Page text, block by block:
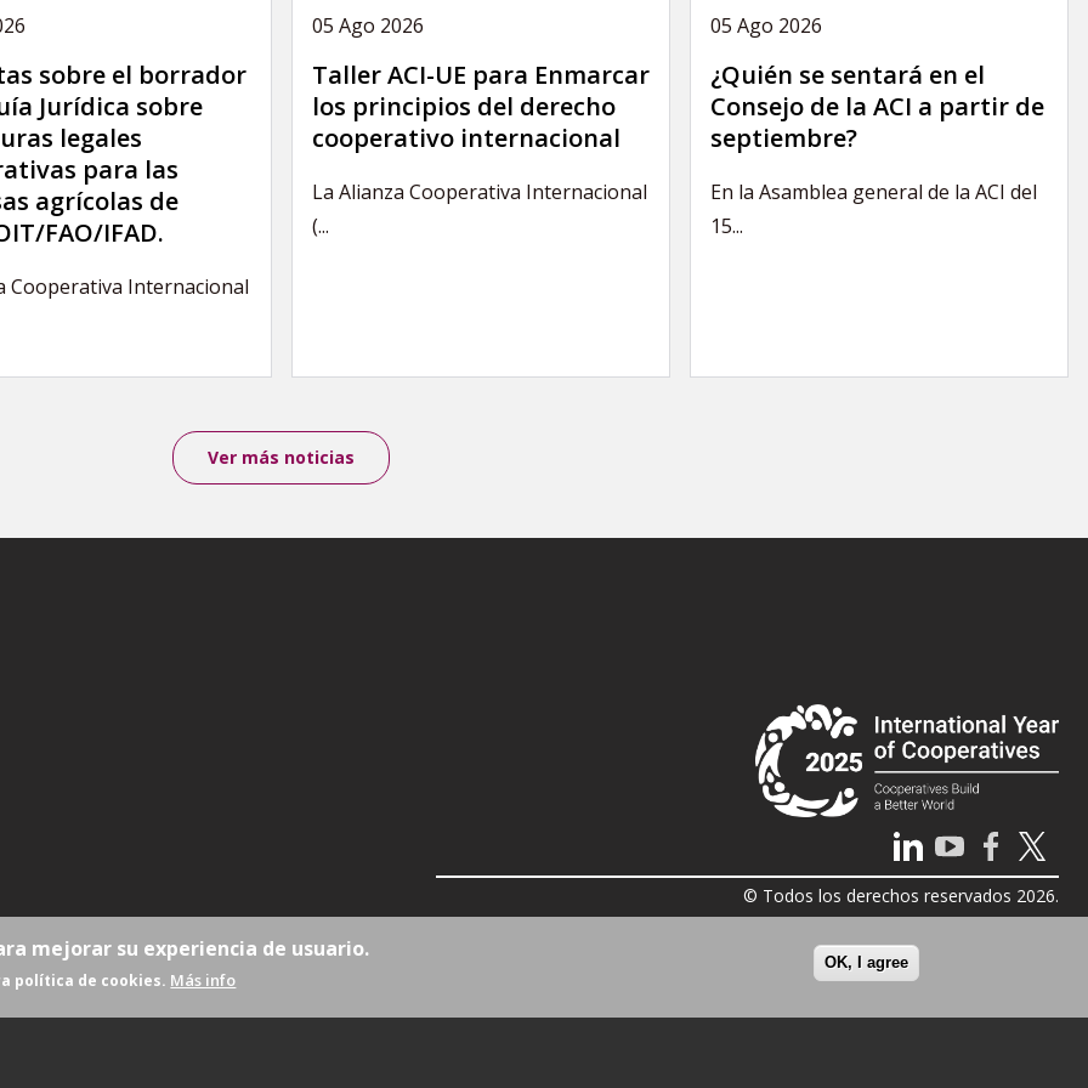
sobre el borrador
Jurídica sobre
legales
para las
agrícolas de
FAO/IFAD.
Cooperativa Internacional
05 Ago 2026
Taller ACI-UE para Enmarcar
los principios del derecho
cooperativo internacional
La Alianza Cooperativa Internacional
(...
05 Ago 2026
¿Quién se sentará en el
Consejo de la ACI a partir de
septiembre?
En la Asamblea general de la ACI del
15...
Ver más noticias
© Todos los derechos reservados 2026.
mejorar su experiencia de usuario.
política de cookies. Más info
OK, I agree